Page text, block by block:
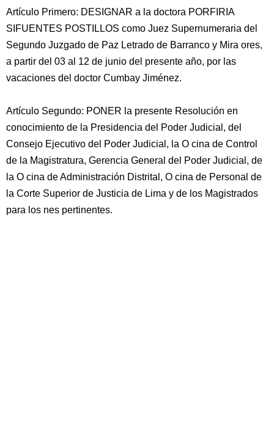
Artículo Primero: DESIGNAR a la doctora PORFIRIA
SIFUENTES POSTILLOS como Juez Supernumeraria del
Segundo Juzgado de Paz Letrado de Barranco y Mira ores,
a partir del 03 al 12 de junio del presente año, por las
vacaciones del doctor Cumbay Jiménez.
Artículo Segundo: PONER la presente Resolución en
conocimiento de la Presidencia del Poder Judicial, del
Consejo Ejecutivo del Poder Judicial, la O cina de Control
de la Magistratura, Gerencia General del Poder Judicial, de
la O cina de Administración Distrital, O cina de Personal de
la Corte Superior de Justicia de Lima y de los Magistrados
para los nes pertinentes.